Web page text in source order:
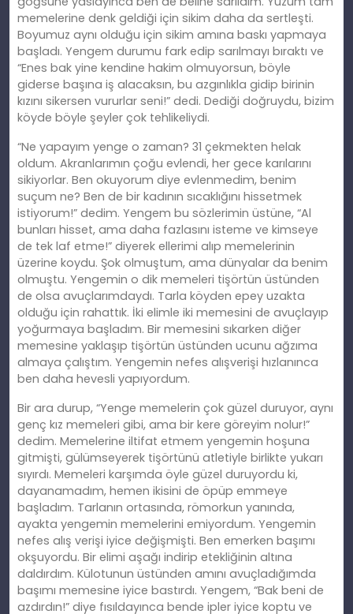
memelerine denk geldiği için sikim daha da sertleşti.
Boyumuz aynı olduğu için sikim amına baskı yapmaya
başladı. Yengem durumu fark edip sarılmayı bıraktı ve
“Enes bak yine kendine hakim olmuyorsun, böyle
giderse başına iş alacaksın, bu azgınlıkla gidip birinin
kızını sikersen vururlar seni!” dedi. Dediği doğruydu, bizim
köyde böyle şeyler çok tehlikeliydi.
“Ne yapayım yenge o zaman? 31 çekmekten helak
oldum. Akranlarımın çoğu evlendi, her gece karılarını
sikiyorlar. Ben okuyorum diye evlenmedim, benim
suçum ne? Ben de bir kadının sıcaklığını hissetmek
istiyorum!” dedim. Yengem bu sözlerimin üstüne, “Al
bunları hisset, ama daha fazlasını isteme ve kimseye
de tek laf etme!” diyerek ellerimi alıp memelerinin
üzerine koydu. Şok olmuştum, ama dünyalar da benim
olmuştu. Yengemin o dik memeleri tişörtün üstünden
de olsa avuçlarımdaydı. Tarla köyden epey uzakta
olduğu için rahattık. İki elimle iki memesini de avuçlayıp
yoğurmaya başladım. Bir memesini sıkarken diğer
memesine yaklaşıp tişörtün üstünden ucunu ağzıma
almaya çalıştım. Yengemin nefes alışverişi hızlanınca
ben daha hevesli yapıyordum.
Bir ara durup, “Yenge memelerin çok güzel duruyor, aynı
genç kız memeleri gibi, ama bir kere göreyim nolur!”
dedim. Memelerine iltifat etmem yengemin hoşuna
gitmişti, gülümseyerek tişörtünü atletiyle birlikte yukarı
sıyırdı. Memeleri karşımda öyle güzel duruyordu ki,
dayanamadım, hemen ikisini de öpüp emmeye
başladım. Tarlanın ortasında, römorkun yanında,
ayakta yengemin memelerini emiyordum. Yengemin
nefes alış verişi iyice değişmişti. Ben emerken başımı
okşuyordu. Bir elimi aşağı indirip etekliğinin altına
daldırdım. Külotunun üstünden amını avuçladığımda
başımı memesine iyice bastırdı. Yengem, “Bak beni de
azdırdın!” diye fısıldayınca bende ipler iyice koptu ve